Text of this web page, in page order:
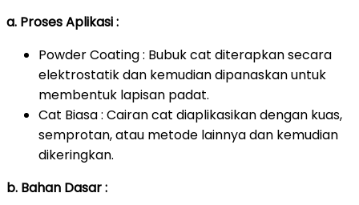
a. Proses Aplikasi :
Powder Coating : Bubuk cat diterapkan secara
elektrostatik dan kemudian dipanaskan untuk
membentuk lapisan padat.
Cat Biasa : Cairan cat diaplikasikan dengan kuas,
semprotan, atau metode lainnya dan kemudian
dikeringkan.
b. Bahan Dasar :